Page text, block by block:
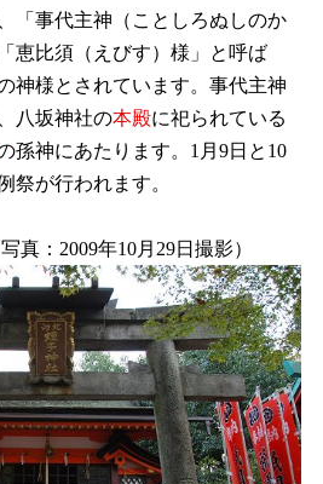
「事代主神（ことしろぬしのか
恵比須（えびす）様」と呼ば
神様とされています。事代主神
八坂神社の本殿に祀られている
孫神にあたります。1月9日と10
祭が行われます。
真：2009年10月29日撮影）